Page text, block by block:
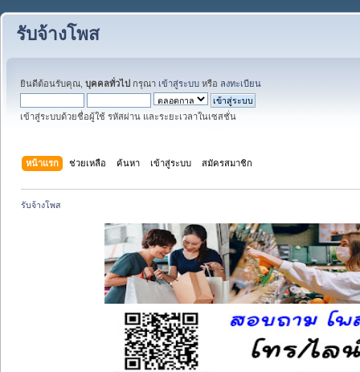
รับจ้างโพส
ยินดีต้อนรับคุณ, บุคคลทั่วไป กรุณา เข้าสู่ระบบ หรือ ลงทะเบียน
เข้าสู่ระบบด้วยชื่อผู้ใช้ รหัสผ่าน และระยะเวลาในเซสชั่น
หน้าแรก ช่วยเหลือ ค้นหา เข้าสู่ระบบ สมัครสมาชิก
รับจ้างโพส